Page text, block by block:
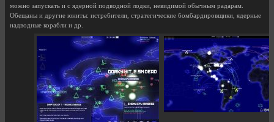
можно запускать и с ядерной подводной лодки, невидимой обычным радарам.
Обещаны и другие юниты: истребители, стратегические бомбардировщики, ядерные
надводные корабли и др.